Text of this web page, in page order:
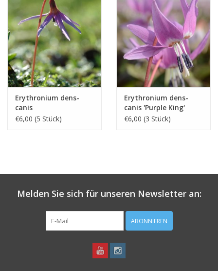
Erythronium dens-
canis
€6,00 (5 Stück)
Erythronium dens-
canis 'Purple King'
€6,00 (3 Stück)
Melden Sie sich für unseren Newsletter an:
ABONNIEREN